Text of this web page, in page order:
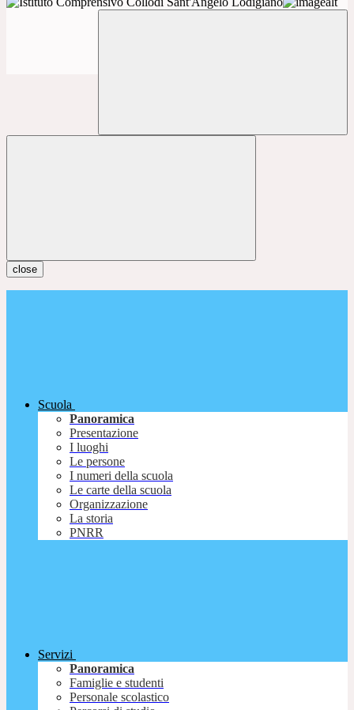
close
Scuola
Panoramica
Presentazione
I luoghi
Le persone
I numeri della scuola
Le carte della scuola
Organizzazione
La storia
PNRR
Servizi
Panoramica
Famiglie e studenti
Personale scolastico